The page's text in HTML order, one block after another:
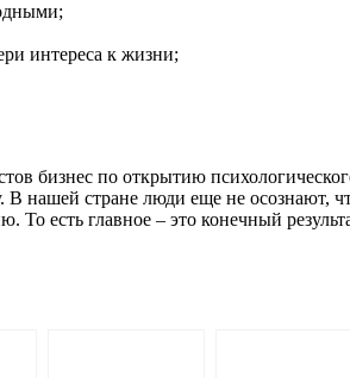
интереса к жизни;
бизнес по открытию
стране люди еще не осознают,
есть главное – это конечный